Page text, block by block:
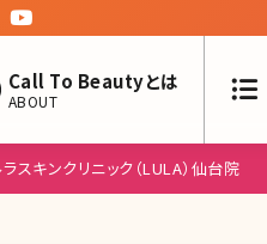
Call To Beautyとは
ABOUT
スキンクリニック（LULA）仙台院